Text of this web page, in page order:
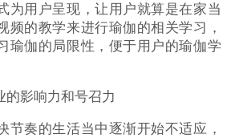
为用户呈现，让用户就算是在家当
频的教学来进行瑜伽的相关学习，
瑜伽的局限性，便于用户的瑜伽学
的影响力和号召力
节奏的生活当中逐渐开始不适应，